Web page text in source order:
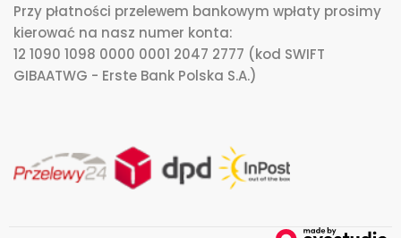
Przy płatności przelewem bankowym wpłaty prosimy
kierować na nasz numer konta:
12 1090 1098 0000 0001 2047 2777 (kod SWIFT
GIBAATWG - Erste Bank Polska S.A.)